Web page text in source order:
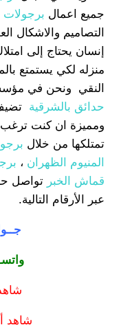
جميع اعمال برجولات
التصاميم والاشكال
إنسان يحتاج إلى
منزله لكي يستمتع
النقي ونحن في
حدائق بالشرقية
ومميزة ان كنت
تمتلكها من خلال
المنيوم الظهران ،
قماش الخبر تواصل
عبر الأرقام التالية.
شاهد